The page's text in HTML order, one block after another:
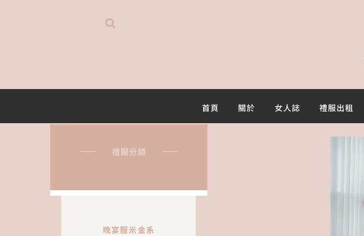
首頁 關於 女人誌 禮服出租
女人誌
禮服出租
禮服作品
禮服分類
晚宴服米金系